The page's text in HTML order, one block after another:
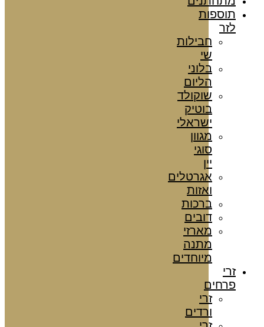
תוספות
לזר
חבילות
שי
בלוני
הליום
שוקולד
בוטיק
ישראלי
מגוון
סוגי
יין
אגרטלים
ואזות
ברכות
דובים
מארזי
מתנה
מיוחדים
זרי
פרחים
זרי
ורדים